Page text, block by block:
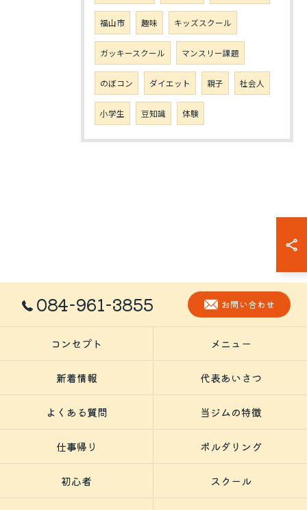
福山市 趣味 キッズスクール
ガッキースクール マンスリー課題
のぼコン ダイエット 親子 社会人
小学生 豆知識 体験
084-961-3855 お問い合わせ
コンセプト メニュー
新着情報 代表あいさつ
よくある質問 当ジムの特徴
仕事帰り ボルダリング
初心者 スクール